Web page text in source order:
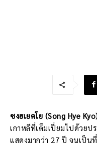
ซงฮเยคโย (Song Hye
เกาหลีที่เต็มเปี่ยมไปด้วยป
แสดงมากว่า 27 ปี จนเป็น